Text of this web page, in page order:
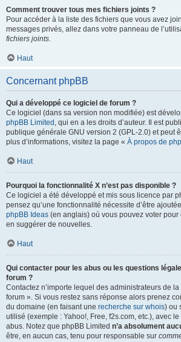
Comment trouver tous mes fichiers joints ?
Pour accéder à la liste des fichiers que vous avez
messages privés, allez dans votre panneau de
fichiers joints.
Haut
Concernant phpBB
Qui a développé ce logiciel de forum ?
Ce logiciel (dans sa version non modifiée) est
phpBB Limited , qui en a les droits d’auteur. Il est
publique générale GNU version 2 (GPL-2.0) et peut
plus d’informations, visitez la page « À propos de
Haut
Pourquoi la fonctionnalité X n’est pas disponible ?
Ce logiciel a été développé et mis sous licence par
pensez qu’une fonctionnalité nécessite d’être
phpBB Ideas (en anglais) où vous pouvez voter
en suggérer de nouvelles.
Haut
Qui contacter pour les abus ou les questions
forum ?
Contactez n’importe lequel des administrateurs de la
forum ». Si vous restez sans réponse alors prenez
du domaine (en faisant une recherche sur whois) ou
utilisé (exemple : Yahoo!, Free, f2s.com, etc.), avec
abus. Notez que phpBB Limited n’a absolument
être, en aucun cas, tenu pour responsable sur